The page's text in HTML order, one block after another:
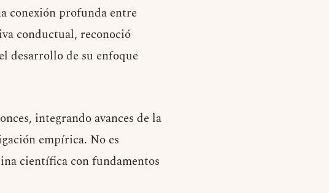
conexión profunda entre
conductual, reconoció
desarrollo de su enfoque
integrando avances de la
empírica. No es
científica con fundamentos